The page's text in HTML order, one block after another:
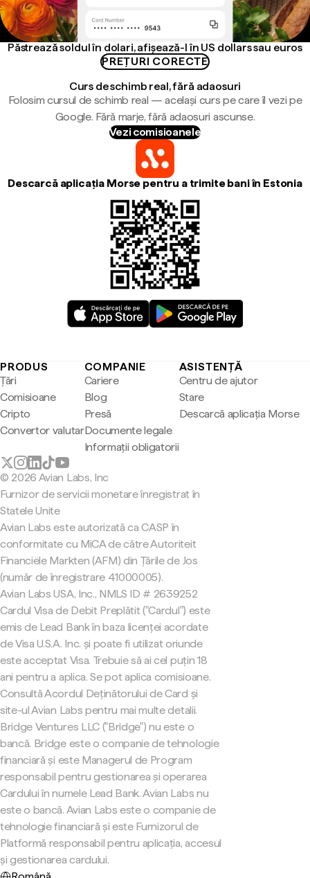
Păstrează soldul în dolari, afișează-l în US dollars sau euros
PREȚURI CORECTE
Curs de schimb real, fără adaosuri
Folosim cursul de schimb real — același curs pe care îl vezi pe
Google. Fără marje, fără adaosuri ascunse.
Vezi comisioanele
Descarcă aplicația Morse pentru a trimite bani în Estonia
PRODUS
Țări
Comisioane
Cripto
Convertor valutar
COMPANIE
Cariere
Blog
Presă
Documente legale
Informații obligatorii
ASISTENȚĂ
Centru de ajutor
Stare
Descarcă aplicația Morse
© 2026 Avian Labs, Inc
Furnizor de servicii monetare înregistrat în
Statele Unite
Avian Labs este autorizată ca CASP în
conformitate cu MiCA de către Autoriteit
Financiële Markten (AFM) din Țările de Jos
(număr de înregistrare 41000005).
Avian Labs USA, Inc., NMLS ID # 2639252
Cardul Visa de Debit Preplătit ("Cardul") este
emis de Lead Bank în baza licenței acordate
de Visa U.S.A. Inc. și poate fi utilizat oriunde
este acceptat Visa. Trebuie să ai cel puțin 18
ani pentru a aplica. Se pot aplica comisioane.
Consultă Acordul Deținătorului de Card și
site-ul Avian Labs pentru mai multe detalii.
Bridge Ventures LLC ("Bridge") nu este o
bancă. Bridge este o companie de tehnologie
financiară și este Managerul de Program
responsabil pentru gestionarea și operarea
Cardului în numele Lead Bank. Avian Labs nu
este o bancă. Avian Labs este o companie de
tehnologie financiară și este Furnizorul de
Platformă responsabil pentru aplicația, accesul
și gestionarea cardului.